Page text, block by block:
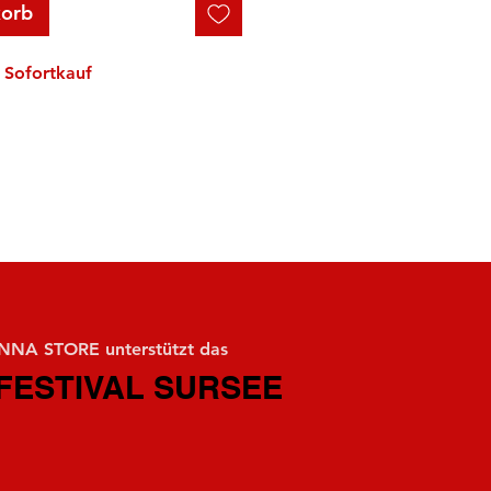
Sofortkauf
STORE unterstützt das
SURSEE
SURSEE